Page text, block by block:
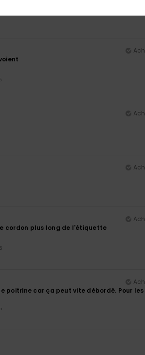
cordon plus long de l'étiquette
poitrine car ça peut vite débordé. Pour